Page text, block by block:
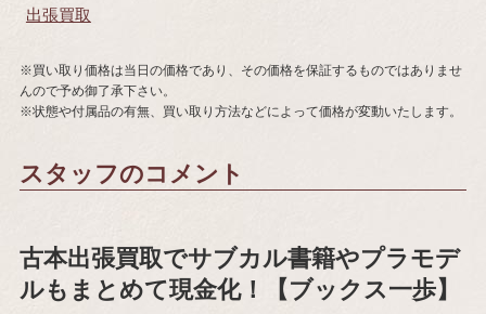
出張買取
※買い取り価格は当日の価格であり、その価格を保証するものではありませ
んので予め御了承下さい。
※状態や付属品の有無、買い取り方法などによって価格が変動いたします。
スタッフのコメント
古本出張買取でサブカル書籍やプラモデ
ルもまとめて現金化！【ブックス一歩】